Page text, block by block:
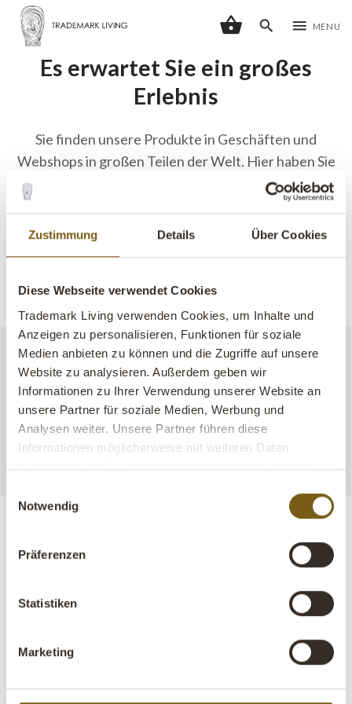
Zustimmung Details Über Cookies
Diese Webseite verwendet Cookies
Trademark Living verwenden Cookies, um Inhalte und
Anzeigen zu personalisieren, Funktionen für soziale
Medien anbieten zu können und die Zugriffe auf unsere
Website zu analysieren. Außerdem geben wir
Informationen zu Ihrer Verwendung unserer Website an
unsere Partner für soziale Medien, Werbung und
Analysen weiter. Unsere Partner führen diese
Informationen möglicherweise mit weiteren Daten
zusammen, die Sie ihnen bereitgestellt haben oder die
haben.
Notwendig
Präferenzen
Statistiken
Marketing
shopping_basket search menu MENU
Es erwartet Sie ein großes
Erlebnis
Sie finden unsere Produkte in Geschäften und
Webshops in großen Teilen der Welt. Hier haben Sie
die Möglichkeit, einen Händler in Ihrer Nähe zu
finden. Bitte beachten Sie, dass der Händler
möglicherweise nicht unser gesamtes Sortiment
Land
Straße, Ort oder PLZ eingeben
my_location Mein Standort
B2B ONLINE-SHOP KONTAKT
VIRTUELLER SHOWROOM